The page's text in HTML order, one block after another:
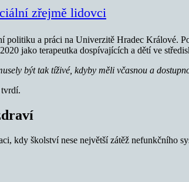
zřejmě lidovci
a práci na Univerzitě Hradec Králové.
jako terapeutka dospívajících a dětí ve
být tak tíživé, kdyby měli včasnou a
kdy školství nese největší zátěž nefunkčního